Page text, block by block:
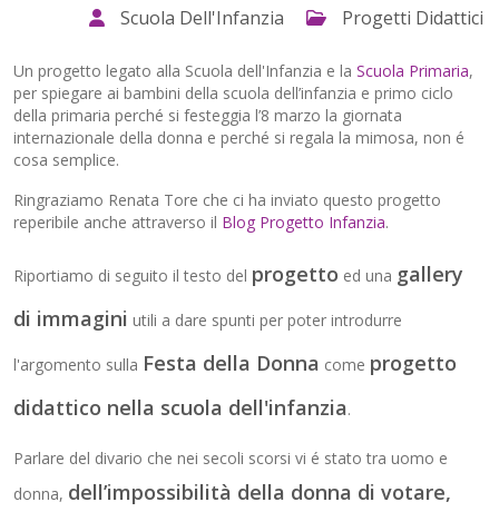
Scuola Dell'Infanzia Progetti Didattici
Un progetto legato alla Scuola dell'Infanzia e la Scuola Primaria,
per spiegare ai bambini della scuola dell’infanzia e primo ciclo
della primaria perché si festeggia l’8 marzo la giornata
internazionale della donna e perché si regala la mimosa, non é
cosa semplice.
Ringraziamo Renata Tore che ci ha inviato questo progetto
reperibile anche attraverso il Blog Progetto Infanzia.
Riportiamo di seguito il testo del progetto ed una gallery
di immagini utili a dare spunti per poter introdurre
l'argomento sulla Festa della Donna come progetto
didattico nella scuola dell'infanzia.
Parlare del divario che nei secoli scorsi vi é stato tra uomo e
donna, dell’impossibilità della donna di votare,